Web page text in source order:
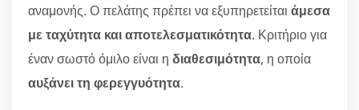
αναμονής. Ο πελάτης πρέπει να εξυπηρετείται άμεσα
με ταχύτητα και αποτελεσματικότητα. Κριτήριο για
έναν σωστό όμιλο είναι η διαθεσιμότητα, η οποία
αυξάνει τη φερεγγυότητα.